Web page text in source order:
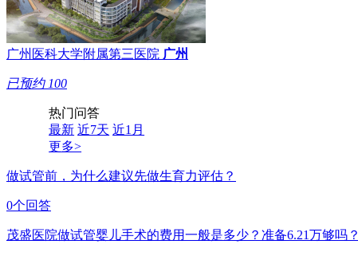
广州医科大学附属第三医院 广州
已预约 100
热门问答
最新 近7天 近1月
更多>
做试管前，为什么建议先做生育力评估？
0个回答
茂盛医院做试管婴儿手术的费用一般是多少？准备6.21万够吗？